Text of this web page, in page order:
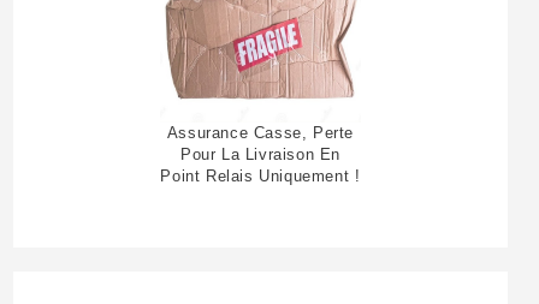
Assurance Casse, Perte
Pour La Livraison En
Point Relais Uniquement !